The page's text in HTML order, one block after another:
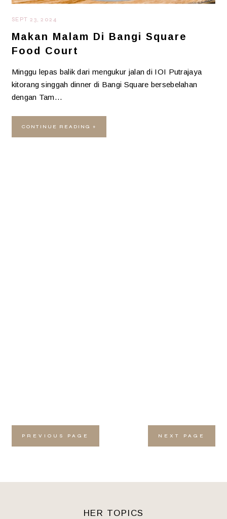
SEPT 23, 2024
Makan Malam Di Bangi Square
Food Court
Minggu lepas balik dari mengukur jalan di IOI Putrajaya
kitorang singgah dinner di Bangi Square bersebelahan
dengan Tam…
CONTINUE READING »
PREVIOUS PAGE NEXT PAGE
HER TOPICS